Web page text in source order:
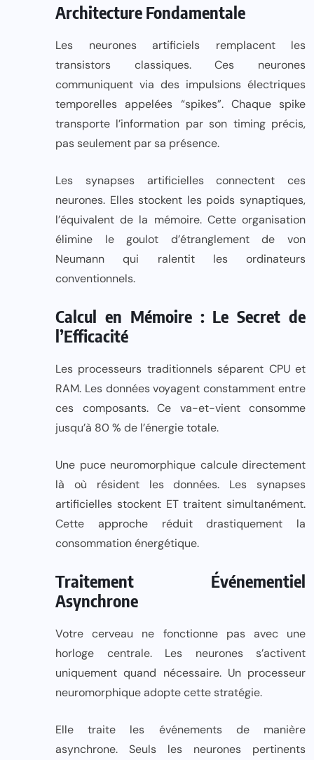
Architecture Fondamentale
Les neurones artificiels remplacent les
transistors classiques. Ces neurones
communiquent via des impulsions électriques
temporelles appelées “spikes”. Chaque spike
transporte l’information par son timing précis,
pas seulement par sa présence.
Les synapses artificielles connectent ces
neurones. Elles stockent les poids synaptiques,
l’équivalent de la mémoire. Cette organisation
élimine le goulot d’étranglement de von
Neumann qui ralentit les ordinateurs
conventionnels.
Calcul en Mémoire : Le Secret de
l’Efficacité
Les processeurs traditionnels séparent CPU et
RAM. Les données voyagent constamment entre
ces composants. Ce va-et-vient consomme
jusqu’à 80 % de l’énergie totale.
Une puce neuromorphique calcule directement
là où résident les données. Les synapses
artificielles stockent ET traitent simultanément.
Cette approche réduit drastiquement la
consommation énergétique.
Traitement Événementiel
Asynchrone
Votre cerveau ne fonctionne pas avec une
horloge centrale. Les neurones s’activent
uniquement quand nécessaire. Un processeur
neuromorphique adopte cette stratégie.
Elle traite les événements de manière
asynchrone. Seuls les neurones pertinents